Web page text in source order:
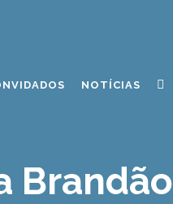
NOTÍCIAS
Brandão